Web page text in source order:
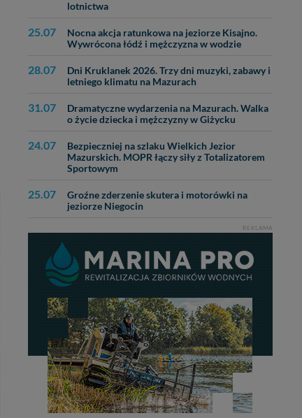
lotnictwa
25.07
Nocna akcja ratunkowa na jeziorze Kisajno.
Wywrócona łódź i mężczyzna w wodzie
28.07
Dni Kruklanek 2026. Trzy dni muzyki, zabawy i
letniego klimatu na Mazurach
31.07
Dramatyczne wydarzenia na Mazurach. Walka
o życie dziecka i mężczyzny w Giżycku
24.07
Bezpieczniej na szlaku Wielkich Jezior
Mazurskich. MOPR łączy siły z Totalizatorem
Sportowym
25.07
Groźne zderzenie skutera i motorówki na
jeziorze Niegocin
REKLAMA